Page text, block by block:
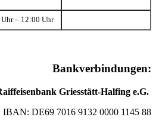
– 12:00 Uhr
Bankverbindungen:
Griesstätt-Halfing e.G.
IBAN: DE69 7016 9132 0000 1145 88